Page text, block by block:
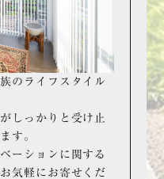
のライフスタイル
しっかりと受け止
す。
ーションに関する
気軽にお寄せくだ